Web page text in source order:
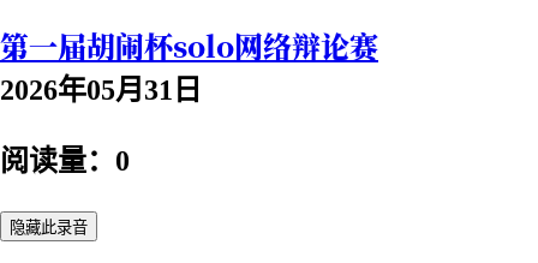
第一届胡闹杯solo网络辩论赛
2026年05月31日
阅读量：0
隐藏此录音